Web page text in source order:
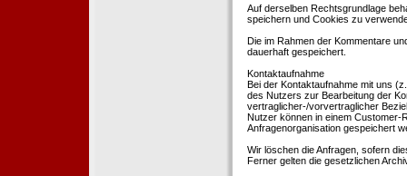
Auf derselben Rechtsgrundlage
speichern und Cookies zu
Die im Rahmen der Kommentare
dauerhaft gespeichert.
Kontaktaufnahme
Bei der Kontaktaufnahme mit uns
des Nutzers zur Bearbeitung der
vertraglicher-/vorvertraglicher
Nutzer können in einem Customer-
Anfragenorganisation gespeichert
Wir löschen die Anfragen, sofern
Ferner gelten die gesetzlichen